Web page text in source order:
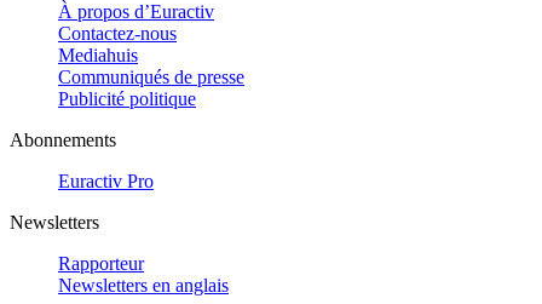
À propos d’Euractiv
Contactez-nous
Mediahuis
Communiqués de presse
Publicité politique
Abonnements
Euractiv Pro
Newsletters
Rapporteur
Newsletters en anglais